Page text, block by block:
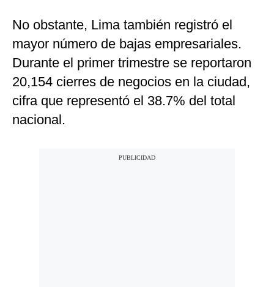
No obstante, Lima también registró el
mayor número de bajas empresariales.
Durante el primer trimestre se reportaron
20,154 cierres de negocios en la ciudad,
cifra que representó el 38.7% del total
nacional.